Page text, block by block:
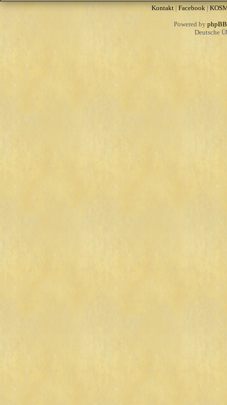
Kontakt| Facebook|
Powered by phpBB
Deutsche